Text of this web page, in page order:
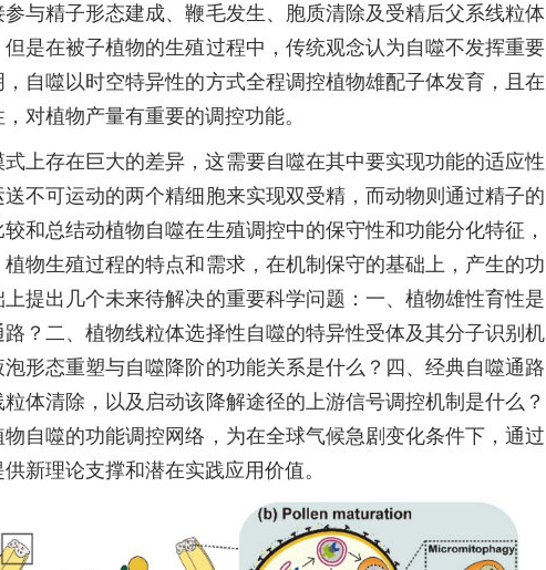
与精子形态建成、鞭毛发生、胞质清除及受精后父系线粒体
是在被子植物的生殖过程中，传统观念认为自噬不发挥重要
自噬以时空特异性的方式全程调控植物雄配子体发育，且在
对植物产量有重要的调控功能。
上存在巨大的差异，这需要自噬在其中要实现功能的适应性
不可运动的两个精细胞来实现双受精，而动物则通过精子的
和总结动植物自噬在生殖调控中的保守性和功能分化特征，
物生殖过程的特点和需求，在机制保守的基础上，产生的功
提出几个未来待解决的重要科学问题：一、植物雄性育性是
？二、植物线粒体选择性自噬的特异性受体及其分子识别机
形态重塑与自噬降阶的功能关系是什么？四、经典自噬通路
体清除，以及启动该降解途径的上游信号调控机制是什么？
自噬的功能调控网络，为在全球气候急剧变化条件下，通过
新理论支撑和潜在实践应用价值。